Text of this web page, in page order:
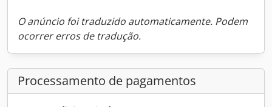
O anúncio foi traduzido automaticamente. Podem
ocorrer erros de tradução.
Processamento de pagamentos